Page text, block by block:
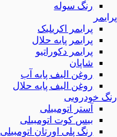
رنگ سوله
پرایمر
پرایمر اکریلیک
پرایمر پایه حلال
پرایمر دکوراتیو
شاپان
روغن الیف پایه آب
روغن الیف پایه حلال
رنگ خودرویی
آستر اتومبیلی
بیس کوت اتومبیلی
رنگ پلی اورتان اتومبیلی